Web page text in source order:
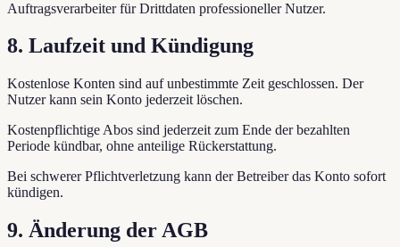
Auftragsverarbeiter für Drittdaten professioneller Nutzer.
8. Laufzeit und Kündigung
Kostenlose Konten sind auf unbestimmte Zeit geschlossen. Der
Nutzer kann sein Konto jederzeit löschen.
Kostenpflichtige Abos sind jederzeit zum Ende der bezahlten
Periode kündbar, ohne anteilige Rückerstattung.
Bei schwerer Pflichtverletzung kann der Betreiber das Konto sofort
kündigen.
9. Änderung der AGB